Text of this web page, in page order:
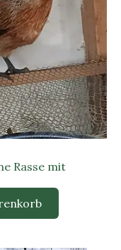
Rasse mit